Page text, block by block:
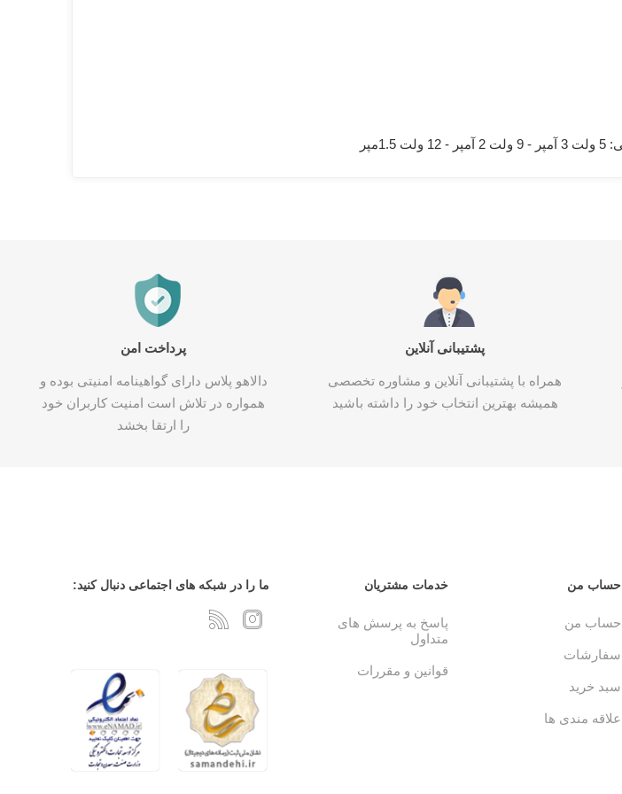
پشتیبانی آنلاین
همراه با پشتیبانی آنلاین و مشاوره تخصصی
همیشه بهترین انتخاب خود را داشته باشید
پرداخت امن
دالاهو پلاس دارای گواهینامه امنیتی بوده و
همواره در تلاش است امنیت کاربران خود
را ارتقا بخشد
حساب من
حساب من
سفارشات
سبد خرید
علاقه مندی ها
خدمات مشتریان
پاسخ به پرسش های
متداول
قوانین و مقررات
ما را در شبکه های اجتماعی دنبال کنید: